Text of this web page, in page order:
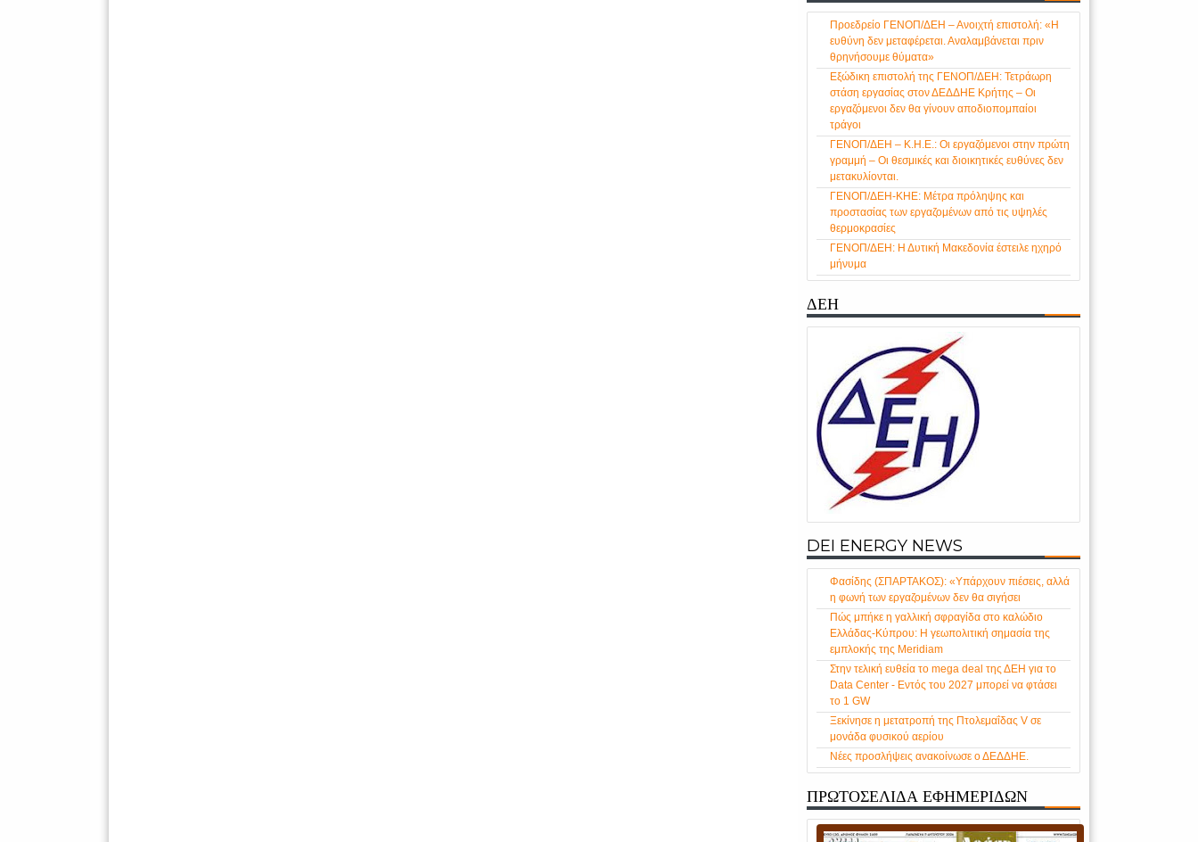
Προεδρείο ΓΕΝΟΠ/ΔΕΗ – Ανοιχτή επιστολή: «Η
ευθύνη δεν μεταφέρεται. Αναλαμβάνεται πριν
θρηνήσουμε θύματα»
Εξώδικη επιστολή της ΓΕΝΟΠ/ΔΕΗ: Τετράωρη
στάση εργασίας στον ΔΕΔΔΗΕ Κρήτης – Οι
εργαζόμενοι δεν θα γίνουν αποδιοπομπαίοι
τράγοι
ΓΕΝΟΠ/ΔΕΗ – Κ.Η.Ε.: Οι εργαζόμενοι στην πρώτη
γραμμή – Οι θεσμικές και διοικητικές ευθύνες δεν
μετακυλίονται.
ΓΕΝΟΠ/ΔΕΗ-ΚΗΕ: Μέτρα πρόληψης και
προστασίας των εργαζομένων από τις υψηλές
θερμοκρασίες
ΓΕΝΟΠ/ΔΕΗ: Η Δυτική Μακεδονία έστειλε ηχηρό
μήνυμα
ΔΕΗ
DEI ENERGY NEWS
Φασίδης (ΣΠΑΡΤΑΚΟΣ): «Υπάρχουν πιέσεις, αλλά
η φωνή των εργαζομένων δεν θα σιγήσει
Πώς μπήκε η γαλλική σφραγίδα στο καλώδιο
Ελλάδας-Κύπρου: Η γεωπολιτική σημασία της
εμπλοκής της Meridiam
Στην τελική ευθεία το mega deal της ΔΕΗ για το
Data Center - Εντός του 2027 μπορεί να φτάσει
το 1 GW
Ξεκίνησε η μετατροπή της Πτολεμαΐδας V σε
μονάδα φυσικού αερίου
Νέες προσλήψεις ανακοίνωσε ο ΔΕΔΔΗΕ.
ΠΡΩΤΟΣΕΛΙΔΑ ΕΦΗΜΕΡΙΔΩΝ